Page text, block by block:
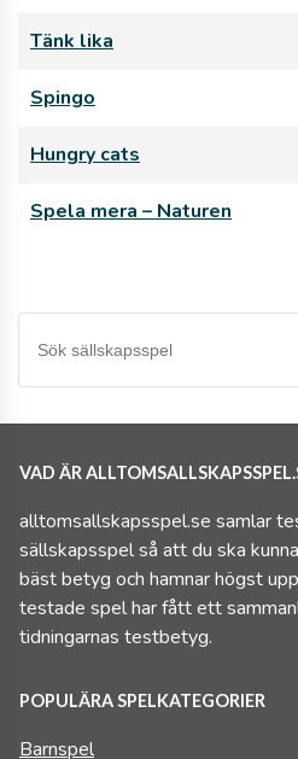
Tänk lika
Spingo
Hungry cats
Spela mera – Naturen
VAD ÄR
alltomsallskapsspel.se samlar
sällskapsspel så att du ska
bäst betyg och hamnar högst
testade spel har fått ett
tidningarnas testbetyg.
POPULÄRA SPELKATEGORIER
Barnspel